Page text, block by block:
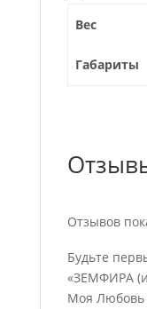
Вес
Габариты
Отзывов
Будьте
«ЗЕМФИРА
Моя Любовь